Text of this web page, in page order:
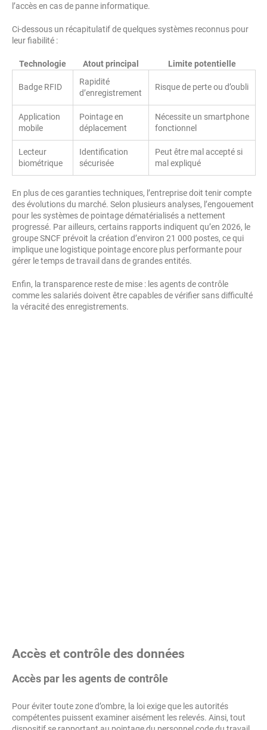
l’accès en cas de panne informatique.
Ci-dessous un récapitulatif de quelques systèmes reconnus pour
leur fiabilité :
Technologie Atout principal Limite potentielle
Badge RFID
Rapidité
d’enregistrement
Risque de perte ou d’oubli
Application
mobile
Pointage en
déplacement
Nécessite un smartphone
fonctionnel
Lecteur
biométrique
Identification
sécurisée
Peut être mal accepté si
mal expliqué
En plus de ces garanties techniques, l’entreprise doit tenir compte
des évolutions du marché. Selon plusieurs analyses, l’engouement
pour les systèmes de pointage dématérialisés a nettement
progressé. Par ailleurs, certains rapports indiquent qu’en 2026, le
groupe SNCF prévoit la création d’environ 21 000 postes, ce qui
implique une logistique pointage encore plus performante pour
gérer le temps de travail dans de grandes entités.
Enfin, la transparence reste de mise : les agents de contrôle
comme les salariés doivent être capables de vérifier sans difficulté
la véracité des enregistrements.
Accès et contrôle des données
Accès par les agents de contrôle
Pour éviter toute zone d’ombre, la loi exige que les autorités
compétentes puissent examiner aisément les relevés. Ainsi, tout